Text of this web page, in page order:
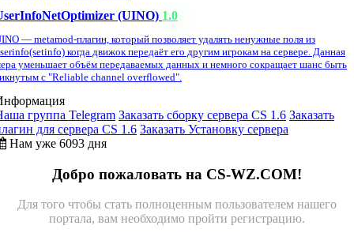
(UINO) 1.0
— metamod-плагин, который позволяет удалять ненужные поля из
когда движок передаёт его другим игрокам на сервере. Данная
уменьшает объём передаваемых данных и немного сокращает шанс быть
с "Reliable channel overflowed".
группа Telegram Заказать сборку сервера CS 1.6 Заказать
для сервера CS 1.6 Заказать Установку сервера
Нам уже 6093 дня
Добро пожаловать на CS-WZ.COM!
Для того чтобы стать полноценным пользователем нашего
портала, вам необходимо пройти регистрацию.